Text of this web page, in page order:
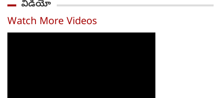
తొలగించాలి.. కోర్టు ప్రభాస్ పై యాక్షన్
వీడియో
Watch More Videos